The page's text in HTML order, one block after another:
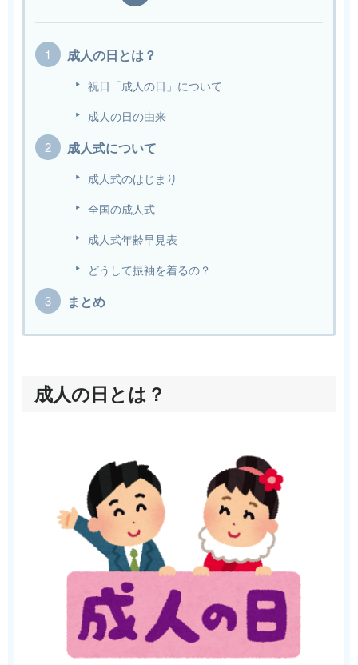
成人の日とは？
祝日「成人の日」について
成人の日の由来
成人式について
成人式のはじまり
全国の成人式
成人式年齢早見表
どうして振袖を着るの？
まとめ
成人の日とは？